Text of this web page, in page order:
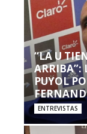
“LA U
ARRIBA”:
PUYOL
ENTREVISTAS